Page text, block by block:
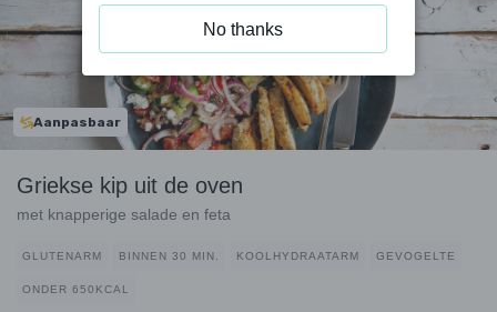
Aanpasbaar
Griekse kip uit de oven
met knapperige salade en feta
GLUTENARM BINNEN 30 MIN. KOOLHYDRAATARM GEVOGELTE
ONDER 650KCAL
No thanks